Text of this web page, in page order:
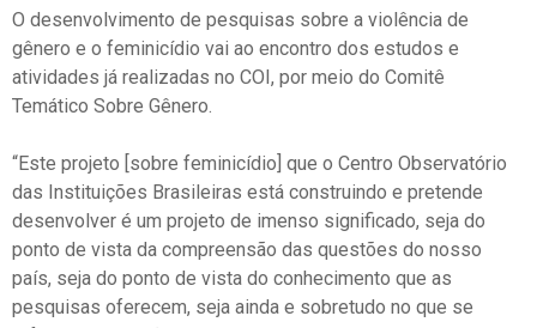
O desenvolvimento de pesquisas sobre a violência de
gênero e o feminicídio vai ao encontro dos estudos e
atividades já realizadas no COI, por meio do Comitê
Temático Sobre Gênero.
“Este projeto [sobre feminicídio] que o Centro Observatório
das Instituições Brasileiras está construindo e pretende
desenvolver é um projeto de imenso significado, seja do
ponto de vista da compreensão das questões do nosso
país, seja do ponto de vista do conhecimento que as
pesquisas oferecem, seja ainda e sobretudo no que se